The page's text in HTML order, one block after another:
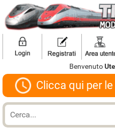
Benvenuto
Clicca qui per le